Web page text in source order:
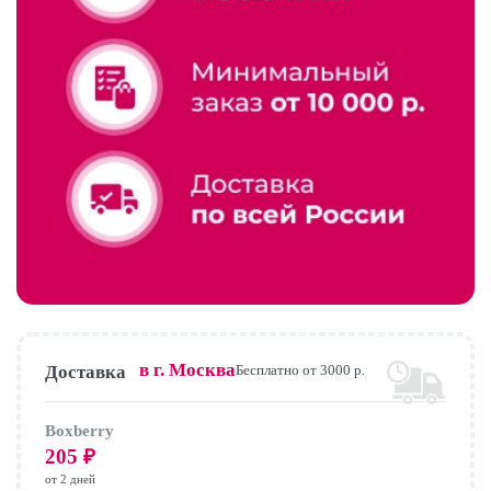
Доставка в г. МоскваБесплатно от 3000 р.
Boxberry
205 ₽
от 2 дней